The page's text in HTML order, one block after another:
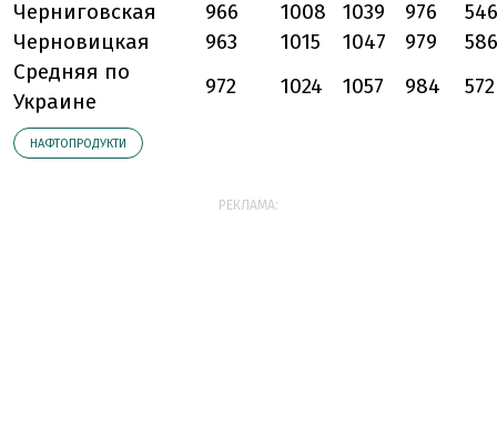
Черниговская 966 1008 1039 976
546
Черновицкая
963 1015 1047 979
586
Средняя по
Украине
972 1024 1057 984 572
НАФТОПРОДУКТИ
РЕКЛАМА: